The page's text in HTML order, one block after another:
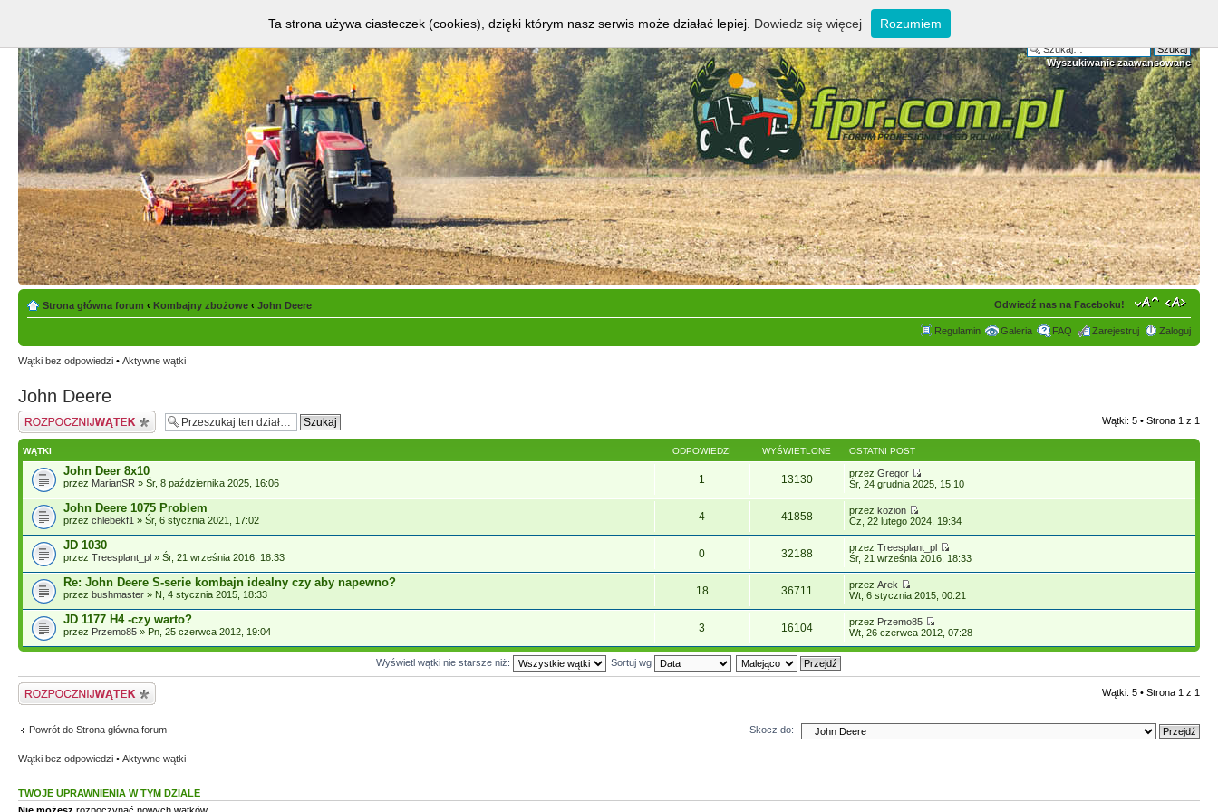
Wyszukiwanie zaawansowane
Strona główna forum ‹ Kombajny zbożowe ‹ John Deere Odwiedź nas na Faceboku!
Regulamin Galeria FAQ Zarejestruj Zaloguj
Wątki bez odpowiedzi • Aktywne wątki
John Deere
Napisz wątek Wątki: 5 • Strona 1 z 1
WĄTKI ODPOWIEDZI WYŚWIETLONE OSTATNI POST
John Deer 8x10
przez MarianSR » Śr, 8 października 2025, 16:06 1 13130 przezGregor
Śr, 24 grudnia 2025, 15:10
John Deere 1075 Problem
przez chlebekf1 » Śr, 6 stycznia 2021, 17:02 4 41858 przezkozion
Cz, 22 lutego 2024, 19:34
JD 1030
przez Treesplant_pl » Śr, 21 września 2016, 18:33 0 32188 przezTreesplant_pl
Śr, 21 września 2016, 18:33
Re: John Deere S-serie kombajn idealny czy aby napewno?
przez bushmaster » N, 4 stycznia 2015, 18:33 18 36711 przezArek
Wt, 6 stycznia 2015, 00:21
JD 1177 H4 -czy warto?
przez Przemo85 » Pn, 25 czerwca 2012, 19:04 3 16104 przez Przemo85
Wt, 26 czerwca 2012, 07:28
Wyświetl wątki nie starsze niż: Sortuj wg
Napisz wątek Wątki: 5 • Strona 1 z 1
Powrót do Strona główna forum Skocz do:
Wątki bez odpowiedzi • Aktywne wątki
TWOJE UPRAWNIENIA W TYM DZIALE
Ta strona używa ciasteczek (cookies), dzięki którym nasz serwis może działać lepiej. Dowiedz się więcej Rozumiem